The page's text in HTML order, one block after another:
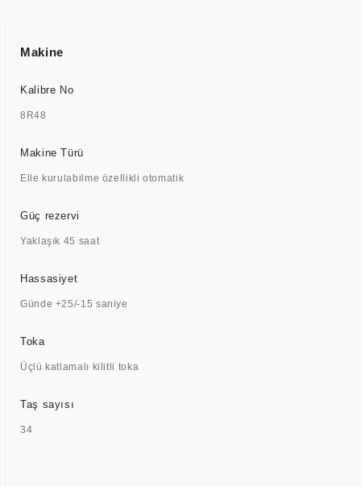
Makine
Kalibre No
8R48
Makine Türü
Elle kurulabilme özellikli otomatik
Güç rezervi
Yaklaşık 45 saat
Hassasiyet
Günde +25/-15 saniye
Toka
Üçlü katlamalı kilitli toka
Taş sayısı
34